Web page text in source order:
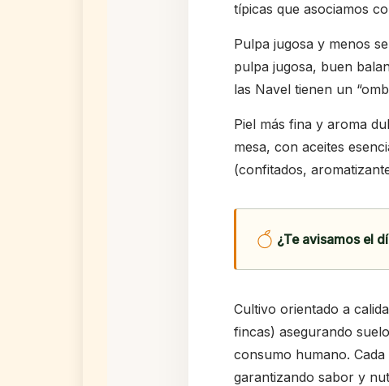
típicas que asociamos
Pulpa jugosa y menos
pulpa jugosa, buen
las Navel tienen un
Piel más fina y aroma
mesa, con aceites
(confitados,
¿Te avisamos el
Cultivo orientado a
fincas) asegurando
consumo humano.
garantizando sabor y